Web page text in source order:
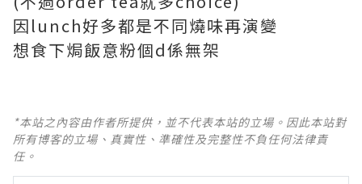
因lunch好多都是不同燒味再演變
想食下焗飯意粉個d係無架
*本站之內容由作者所提供，並不代表本站的立場。因此本站對
所有博客的立場、真實性、準確性及完整性不負任何法律責
任。